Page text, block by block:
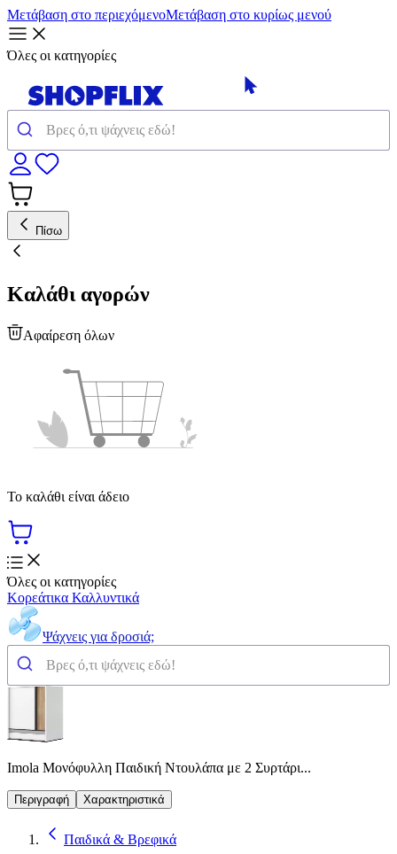
Μετάβαση στο περιεχόμενοΜετάβαση στο κυρίως μενού
Όλες οι κατηγορίες
Πίσω
Καλάθι αγορών
Αφαίρεση όλων
Το καλάθι είναι άδειο
Όλες οι κατηγορίες
Κορεάτικα Καλλυντικά
Ψάχνεις για δροσιά;
Imola Μονόφυλλη Παιδική Ντουλάπα με 2 Συρτάρι...
Περιγραφή Χαρακτηριστικά
Παιδικά & Βρεφικά